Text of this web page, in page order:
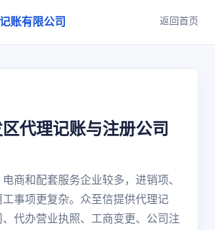
账有限公司 返回首页
代理记账与注册公司
商和配套服务企业较多，进销项、
事项更复杂。众至信提供代理记
代办营业执照、工商变更、公司注